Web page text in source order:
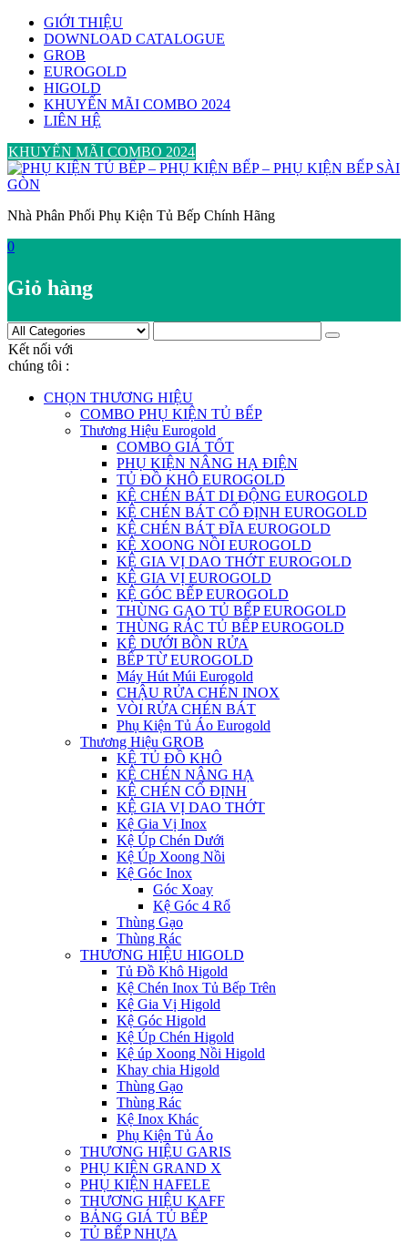
Skip
content
GIỚI THIỆU
DOWNLOAD CATALOGUE
GROB
EUROGOLD
HIGOLD
KHUYẾN MÃI COMBO 2024
LIÊN HỆ
KHUYẾN MÃI COMBO 2024
Nhà Phân Phối Phụ Kiện Tủ Bếp Chính Hãng
0
Giỏ hàng
Kết nối với
chúng tôi :
CHỌN THƯƠNG HIỆU
COMBO PHỤ KIỆN TỦ BẾP
Thương Hiệu Eurogold
COMBO GIÁ TỐT
PHỤ KIỆN NÂNG HẠ ĐIỆN
TỦ ĐỒ KHÔ EUROGOLD
KỆ CHÉN BÁT DI ĐỘNG EUROGOLD
KỆ CHÉN BÁT CỐ ĐỊNH EUROGOLD
KỆ CHÉN BÁT ĐĨA EUROGOLD
KỆ XOONG NỒI EUROGOLD
KỆ GIA VỊ DAO THỚT EUROGOLD
KỆ GIA VỊ EUROGOLD
KỆ GÓC BẾP EUROGOLD
THÙNG GẠO TỦ BẾP EUROGOLD
THÙNG RÁC TỦ BẾP EUROGOLD
KỆ DƯỚI BỒN RỬA
BẾP TỪ EUROGOLD
Máy Hút Múi Eurogold
CHẬU RỬA CHÉN INOX
VÒI RỬA CHÉN BÁT
Phụ Kiện Tủ Áo Eurogold
Thương Hiệu GROB
KỆ TỦ ĐỒ KHÔ
KỆ CHÉN NÂNG HẠ
KỆ CHÉN CỐ ĐỊNH
KỆ GIA VỊ DAO THỚT
Kệ Gia Vị Inox
Kệ Úp Chén Dưới
Kệ Úp Xoong Nồi
Kệ Góc Inox
Góc Xoay
Kệ Góc 4 Rổ
Thùng Gạo
Thùng Rác
THƯƠNG HIỆU HIGOLD
Tủ Đồ Khô Higold
Kệ Chén Inox Tủ Bếp Trên
Kệ Gia Vị Higold
Kệ Góc Higold
Kệ Úp Chén Higold
Kệ úp Xoong Nồi Higold
Khay chia Higold
Thùng Gạo
Thùng Rác
Kệ Inox Khác
Phụ Kiện Tủ Áo
THƯƠNG HIỆU GARIS
PHỤ KIỆN GRAND X
PHỤ KIỆN HAFELE
THƯƠNG HIỆU KAFF
BẢNG GIÁ TỦ BẾP
TỦ BẾP NHỰA